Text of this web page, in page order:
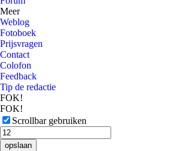
Meer
Weblog
Fotoboek
Prijsvragen
Contact
Colofon
Feedback
Tip de redactie
FOK!
FOK!
Scrollbar gebruiken
opslaan